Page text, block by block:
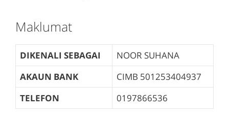
Maklumat
DIKENALI SEBAGAI
NOOR SUHANA
AKAUN BANK
CIMB 501253404937
TELEFON
0197866536